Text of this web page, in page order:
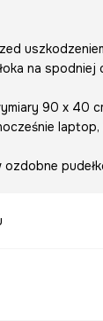
na spodniej
90 x 40